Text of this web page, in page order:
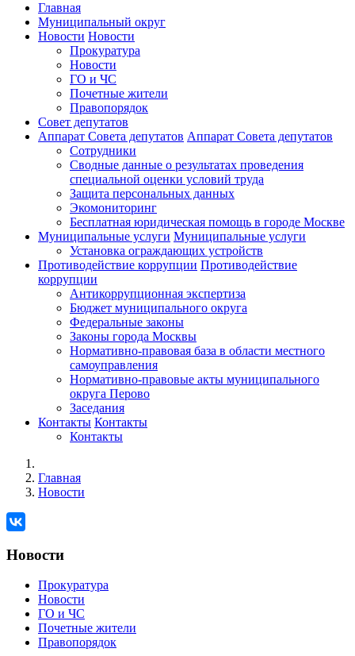
Главная
Муниципальный округ
Новости Новости
Прокуратура
Новости
ГО и ЧС
Почетные жители
Правопорядок
Совет депутатов
Аппарат Совета депутатов Аппарат Совета депутатов
Сотрудники
Сводные данные о результатах проведения
специальной оценки условий труда
Защита персональных данных
Экомониторинг
Бесплатная юридическая помощь в городе Москве
Муниципальные услуги Муниципальные услуги
Установка ограждающих устройств
Противодействие коррупции Противодействие
коррупции
Антикоррупционная экспертиза
Бюджет муниципального округа
Федеральные законы
Законы города Москвы
Нормативно-правовая база в области местного
самоуправления
Нормативно-правовые акты муниципального
округа Перово
Заседания
Контакты Контакты
Контакты
Главная
Новости
Новости
Прокуратура
Новости
ГО и ЧС
Почетные жители
Правопорядок